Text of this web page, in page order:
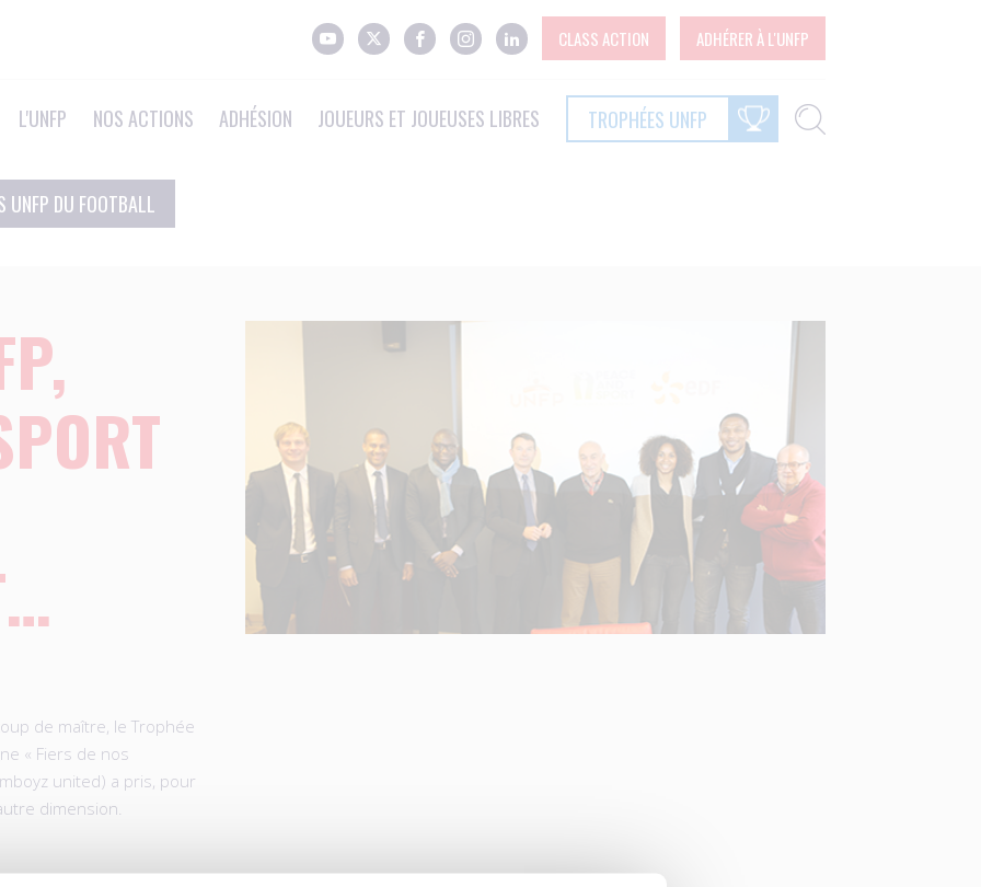
CLASS ACTION ADHÉRER À L'UNFP
L'UNFP NOS ACTIONS ADHÉSION JOUEURS ET JOUEUSES LIBRES TROPHÉES UNFP
UNFP DU FOOTBALL
de maître, le Trophée
« Fiers de nos
united) a pris, pour
dimension.